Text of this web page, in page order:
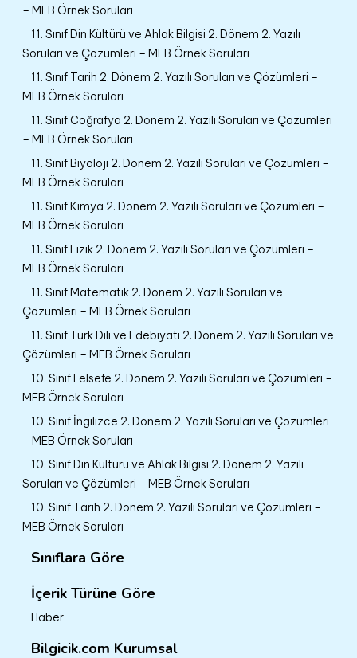
– MEB Örnek Soruları
11. Sınıf Din Kültürü ve Ahlak Bilgisi 2. Dönem 2. Yazılı
Soruları ve Çözümleri – MEB Örnek Soruları
11. Sınıf Tarih 2. Dönem 2. Yazılı Soruları ve Çözümleri –
MEB Örnek Soruları
11. Sınıf Coğrafya 2. Dönem 2. Yazılı Soruları ve Çözümleri
– MEB Örnek Soruları
11. Sınıf Biyoloji 2. Dönem 2. Yazılı Soruları ve Çözümleri –
MEB Örnek Soruları
11. Sınıf Kimya 2. Dönem 2. Yazılı Soruları ve Çözümleri –
MEB Örnek Soruları
11. Sınıf Fizik 2. Dönem 2. Yazılı Soruları ve Çözümleri –
MEB Örnek Soruları
11. Sınıf Matematik 2. Dönem 2. Yazılı Soruları ve
Çözümleri – MEB Örnek Soruları
11. Sınıf Türk Dili ve Edebiyatı 2. Dönem 2. Yazılı Soruları ve
Çözümleri – MEB Örnek Soruları
10. Sınıf Felsefe 2. Dönem 2. Yazılı Soruları ve Çözümleri –
MEB Örnek Soruları
10. Sınıf İngilizce 2. Dönem 2. Yazılı Soruları ve Çözümleri
– MEB Örnek Soruları
10. Sınıf Din Kültürü ve Ahlak Bilgisi 2. Dönem 2. Yazılı
Soruları ve Çözümleri – MEB Örnek Soruları
10. Sınıf Tarih 2. Dönem 2. Yazılı Soruları ve Çözümleri –
MEB Örnek Soruları
Sınıflara Göre
İçerik Türüne Göre
Haber
Bilgicik.com Kurumsal